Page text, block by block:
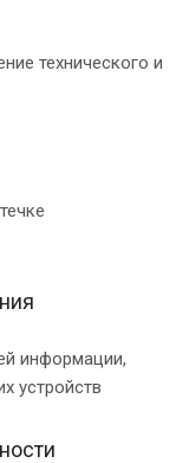
технического и
информации,
устройств